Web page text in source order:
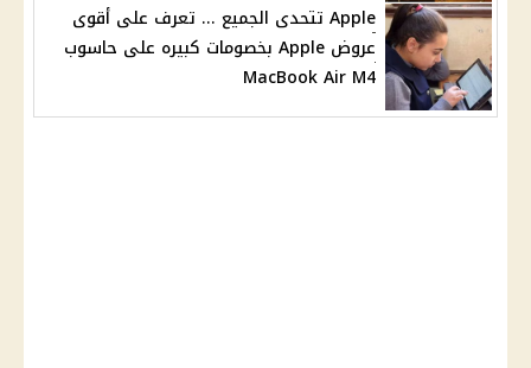
Apple تتحدى الجميع ... تعرف على أقوى
عروض Apple بخصومات كبيره على حاسوب
MacBook Air M4